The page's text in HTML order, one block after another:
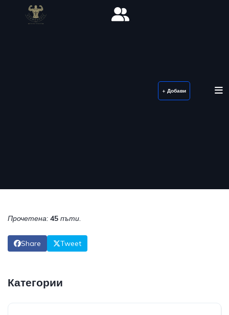
+ Добави
Прочетена: 45 пъти.
Share Tweet
Категории